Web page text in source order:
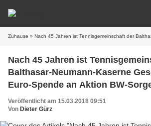
Zuhause » Nach 45 Jahren ist Tennisgemeinschaft der Balthasar-Neumann-Kaserne Geschichte - 6.191
Nach 45 Jahren ist
Balthasar-Neumann-Kaserne
Euro-Spende an Aktion BW-Sorgenkinder des
BwSW
Veröffentlicht am 15.03.2018 09:51
Von Dieter Gürz